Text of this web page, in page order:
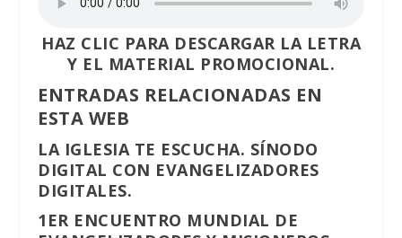
HAZ CLIC PARA DESCARGAR LA LETRA
Y EL MATERIAL PROMOCIONAL.
ENTRADAS RELACIONADAS EN
ESTA WEB
LA IGLESIA TE ESCUCHA. SÍNODO
DIGITAL CON EVANGELIZADORES
DIGITALES.
1ER ENCUENTRO MUNDIAL DE